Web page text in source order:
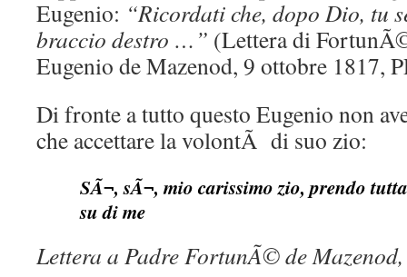
Eugenio: “Ricordati che, dopo Dio, tu
braccio destro …” (Lettera di
Eugenio de Mazenod, 9 ottobre 1817,
Di fronte a tutto questo Eugenio non
che accettare la volontÃ di suo zio:
SÃ¬, sÃ¬, mio carissimo zio, prendo
su di me
Lettera a Padre FortunÃ© de